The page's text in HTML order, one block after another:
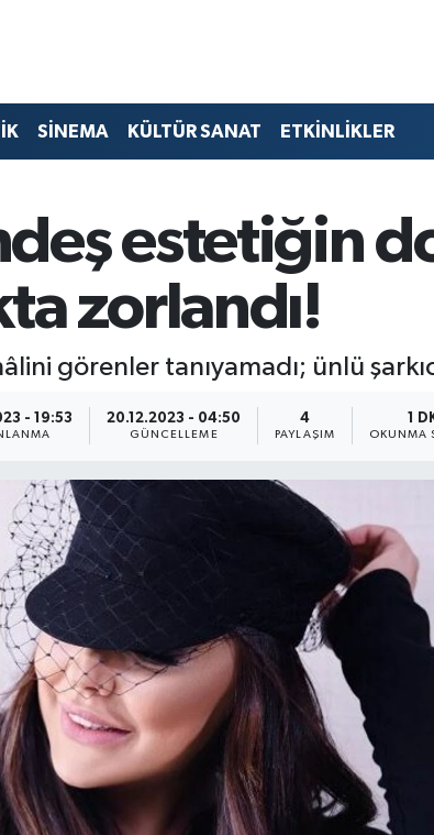
SİNEMA KÜLTÜR SANAT ETKİNLİKLER
estetiğin
zorlandı!
görenler tanıyamadı; ünlü
- 19:53 20.12.2023 - 04:50
GÜNCELLEME
4
PAYLAŞIM
1
OKUNMA